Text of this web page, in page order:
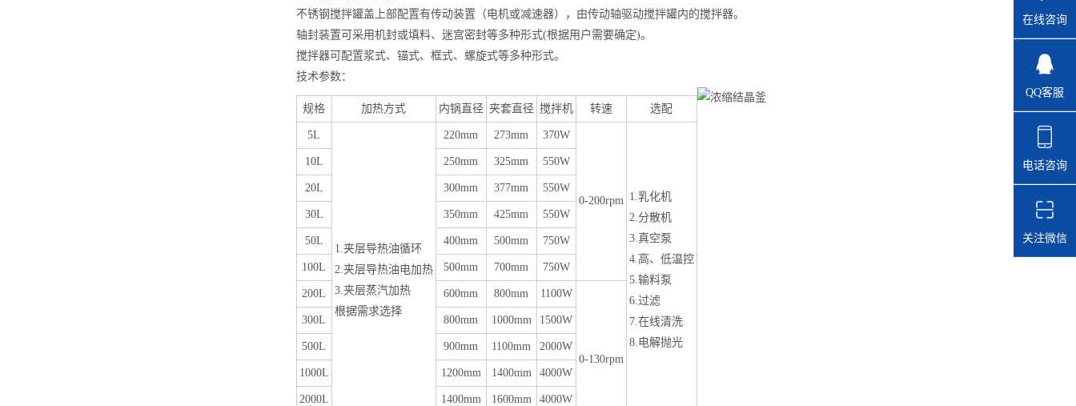
不锈钢搅拌罐盖上部配置有传动装置（电机或减速器），由传动轴驱动搅拌罐内的搅拌器。
轴封装置可采用机封或填料、迷宫密封等多种形式(根据用户需要确定)。
搅拌器可配置浆式、锚式、框式、螺旋式等多种形式。
技术参数：
规格 加热方式 内锅直径 夹套直径 搅拌机 转速 选配
5L
1.夹层导热油循环
2.夹层导热油电加热
3.夹层蒸汽加热
根据需求选择
220mm 273mm 370W
0-200rpm 1.乳化机
2.分散机
3.真空泵
4.高、低温控
5.输料泵
6.过滤
7.在线清洗
8.电解抛光
10L 250mm 325mm 550W
20L 300mm 377mm 550W
30L 350mm 425mm 550W
50L 400mm 500mm 750W
100L 500mm 700mm 750W
200L 600mm 800mm 1100W
0-130rpm
300L 800mm 1000mm 1500W
500L 900mm 1100mm 2000W
1000L 1200mm 1400mm 4000W
2000L 1400mm 1600mm 4000W
在线咨询
QQ客服
电话咨询
关注微信